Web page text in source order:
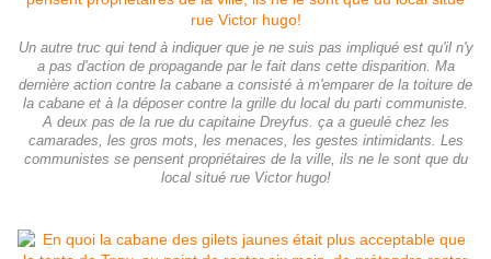
Un autre truc qui tend à indiquer que je ne suis pas impliqué est qu'il n'y
a pas d'action de propagande par le fait dans cette disparition. Ma
dernière action contre la cabane a consisté à m'emparer de la toiture de
la cabane et à la déposer contre la grille du local du parti communiste.
A deux pas de la rue du capitaine Dreyfus. ça a gueulé chez les
camarades, les gros mots, les menaces, les gestes intimidants. Les
communistes se pensent propriétaires de la ville, ils ne le sont que du
local situé rue Victor hugo!